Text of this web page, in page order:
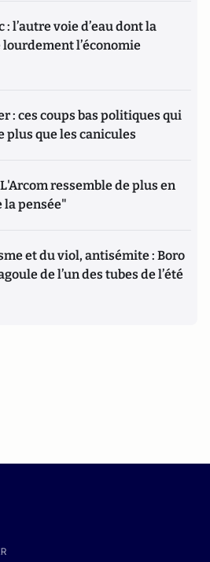
: l’autre voie d’eau dont la
l’économie
: ces coups bas politiques qui
plus que les canicules
ressemble de plus en
la pensée"
et du viol, antisémite : Boro
de l’un des tubes de l’été